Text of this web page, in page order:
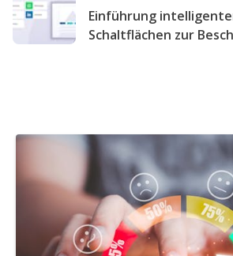
Einführung
Schaltflächen zur